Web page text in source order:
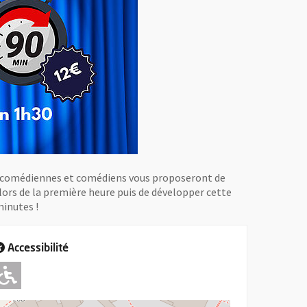
et comédiens vous proposeront de
de la première heure puis de développer cette
!
Accessibilité
Adapté pour l'handicap Moteur